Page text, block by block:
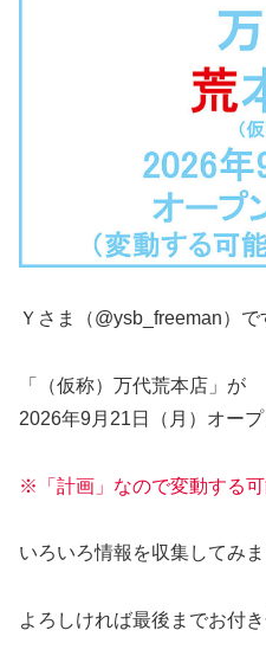
Ｙさま（@ysb_freeman）で
「（仮称）万代荒本店」が
2026年9月21日（月）オープ
※「計画」なので変動する
いろいろ情報を収集してみま
よろしければ最後までお付き